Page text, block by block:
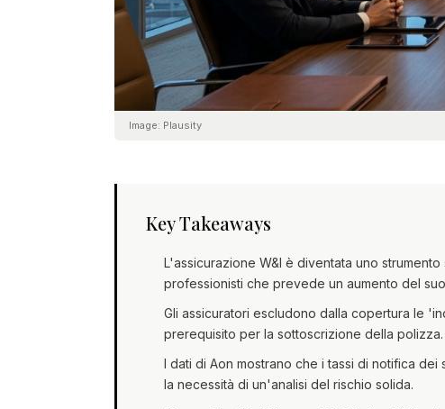
Image: Plausity
Key Takeaways
L'assicurazione W&I è diventata uno
professionisti che prevede un aumento del
Gli assicuratori escludono dalla copertura le
prerequisito per la sottoscrizione della polizza.
I dati di Aon mostrano che i tassi di notifica
la necessità di un'analisi del rischio solida.